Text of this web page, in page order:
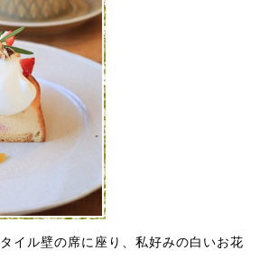
イル壁の席に座り、私好みの白いお花